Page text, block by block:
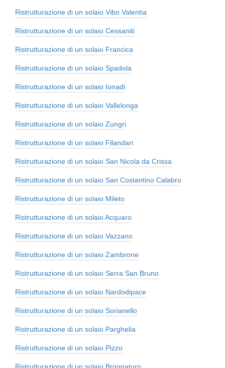
Ristrutturazione di un solaio Vibo Valentia
Ristrutturazione di un solaio Cessaniti
Ristrutturazione di un solaio Francica
Ristrutturazione di un solaio Spadola
Ristrutturazione di un solaio Ionadi
Ristrutturazione di un solaio Vallelonga
Ristrutturazione di un solaio Zungri
Ristrutturazione di un solaio Filandari
Ristrutturazione di un solaio San Nicola da Crissa
Ristrutturazione di un solaio San Costantino Calabro
Ristrutturazione di un solaio Mileto
Ristrutturazione di un solaio Acquaro
Ristrutturazione di un solaio Vazzano
Ristrutturazione di un solaio Zambrone
Ristrutturazione di un solaio Serra San Bruno
Ristrutturazione di un solaio Nardodipace
Ristrutturazione di un solaio Sorianello
Ristrutturazione di un solaio Parghelia
Ristrutturazione di un solaio Pizzo
Ristrutturazione di un solaio Brognaturo